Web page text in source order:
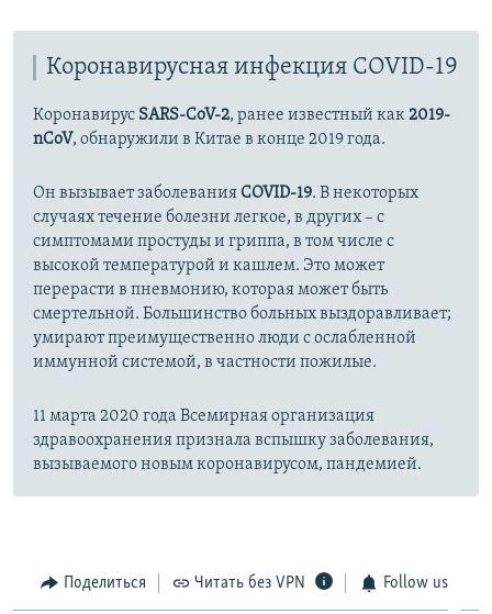
Коронавирусная инфекция COVID-19
Коронавирус SARS-CoV-2, ранее известный как2019-
nCoV, обнаружили в Китае в конце 2019 года.
Он вызывает заболеванияCOVID-19. В некоторых
случаях течение болезни легкое, в других – с
симптомами простуды и гриппа, в том числе с
высокой температурой и кашлем. Это может
перерасти в пневмонию, которая может быть
смертельной. Большинство больных выздоравливает;
умирают преимущественно люди с ослабленной
иммунной системой, в частности пожилые.
11 марта 2020 года Всемирная организация
здравоохранения признала вспышку заболевания,
вызываемого новым коронавирусом, пандемией.
Поделиться Читать без VPN Follow us